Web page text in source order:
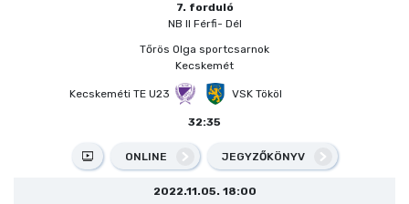
7. forduló
NB II Férfi- Dél
Tőrös Olga sportcsarnok
Kecskemét
Kecskeméti TE U23 VSK Tököl
32:35
ONLINE JEGYZŐKÖNYV
2022.11.05. 18:00